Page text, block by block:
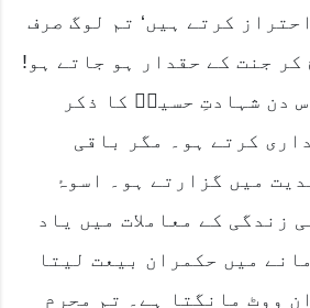
کرتے ہیں‘ تم لوگ صرف
کر جنت کے حقدار ہو جاتے ہو!
دن شہادتِ حسینؓ کا ذکر
کرتے ہو۔ مگر باقی
میں گزارتے ہو۔ اسوۂ
زندگی کے معاملات میں یاد
میں حکمران بیعت لیتا
ووٹ مانگتا ہے۔ تم محرم